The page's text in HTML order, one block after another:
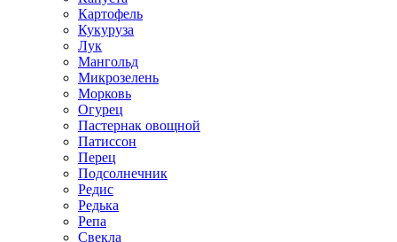
Картофель
Кукуруза
Лук
Мангольд
Микрозелень
Морковь
Огурец
Пастернак овощной
Патиссон
Перец
Подсолнечник
Редис
Редька
Репа
Свекла